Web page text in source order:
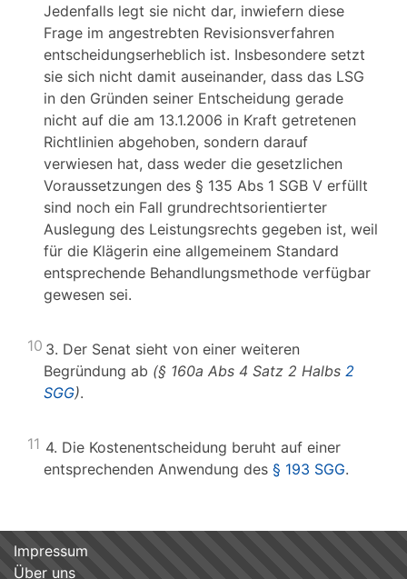
Jedenfalls legt sie nicht dar, inwiefern diese
Frage im angestrebten Revisionsverfahren
entscheidungserheblich ist. Insbesondere setzt
sie sich nicht damit auseinander, dass das LSG
in den Gründen seiner Entscheidung gerade
nicht auf die am 13.1.2006 in Kraft getretenen
Richtlinien abgehoben, sondern darauf
verwiesen hat, dass weder die gesetzlichen
Voraussetzungen des § 135 Abs 1 SGB V erfüllt
sind noch ein Fall grundrechtsorientierter
Auslegung des Leistungsrechts gegeben ist, weil
für die Klägerin eine allgemeinem Standard
entsprechende Behandlungsmethode verfügbar
gewesen sei.
10 3. Der Senat sieht von einer weiteren
Begründung ab (§ 160a Abs 4 Satz 2 Halbs 2
SGG).
11 4. Die Kostenentscheidung beruht auf einer
entsprechenden Anwendung des § 193 SGG.
Impressum
Über uns